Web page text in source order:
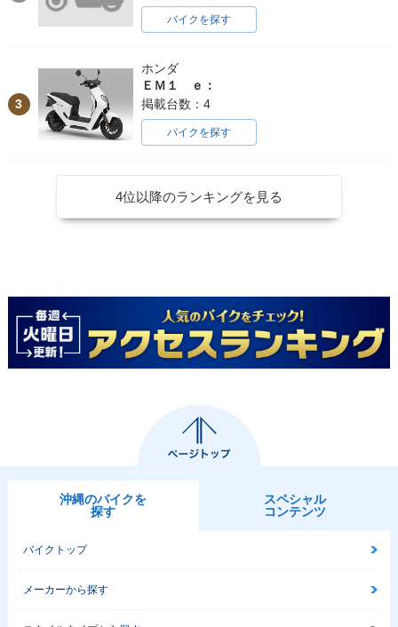
バイクを探す
3
ホンダ
ＥＭ１ ｅ：
掲載台数：4
バイクを探す
4位以降のランキングを見る
沖縄のバイクを
探す
スペシャル
コンテンツ
バイクトップ
メーカーから探す